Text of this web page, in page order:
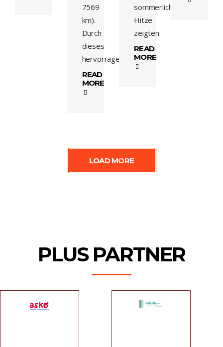
7569
km).
Durch
dieses
hervorragende,
READ
MORE
sommerlicher
Hitze
zeigten
READ
MORE
LOAD MORE
PLUS PARTNER